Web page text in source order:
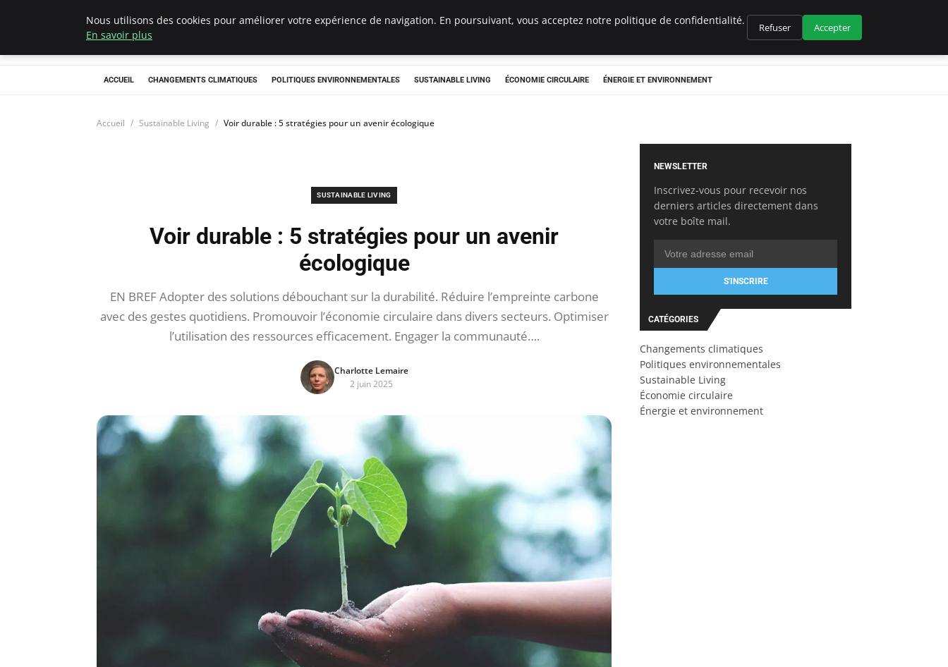
Climategatecountryclub.com
ACCUEIL CHANGEMENTS CLIMATIQUES POLITIQUES ENVIRONNEMENTALES SUSTAINABLE LIVING ÉCONOMIE CIRCULAIRE ÉNERGIE ET ENVIRONNEMENT
Accueil Sustainable Living Voir durable : 5 stratégies pour un avenir écologique
SUSTAINABLE LIVING
Voir durable : 5 stratégies pour un avenir
écologique
EN BREF Adopter des solutions débouchant sur la durabilité. Réduire l’empreinte carbone
avec des gestes quotidiens. Promouvoir l’économie circulaire dans divers secteurs. Optimiser
l’utilisation des ressources efficacement. Engager la communauté….
Charlotte Lemaire
2 juin 2025
NEWSLETTER
Inscrivez-vous pour recevoir nos
derniers articles directement dans
votre boîte mail.
S'INSCRIRE
CATÉGORIES
Changements climatiques
Politiques environnementales
Sustainable Living
Économie circulaire
Énergie et environnement
Nous utilisons des cookies pour améliorer votre expérience de navigation. En poursuivant, vous acceptez notre politique de confidentialité.
En savoir plus
Refuser Accepter